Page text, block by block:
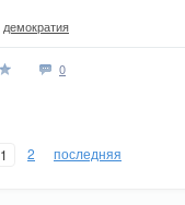
демократия
0
1 2 последняя